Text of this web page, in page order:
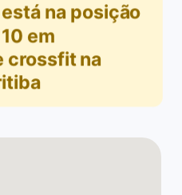
está na posição
10 em
crossfit na